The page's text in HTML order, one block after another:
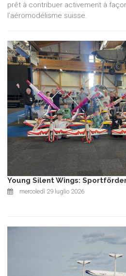
prêt à contribuer activement à
l’aéromodélisme suisse.
Young Silent Wings:
mercoledì 29 luglio 2026